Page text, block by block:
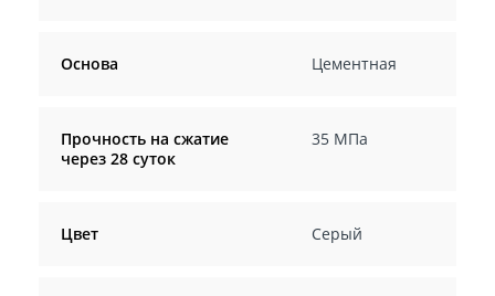
Основа Цементная
Прочность на сжатие
через 28 суток
35 МПа
Цвет Серый